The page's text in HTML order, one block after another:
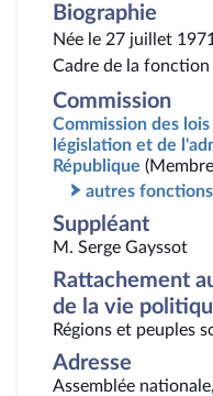
Biographie
Née le 27 juillet
Cadre de la
Commission
Commission des
législation et de
République
autres
Suppléant
M. Serge Gayssot
Rattachement
de la vie
Régions et peuples
Adresse
Assemblée